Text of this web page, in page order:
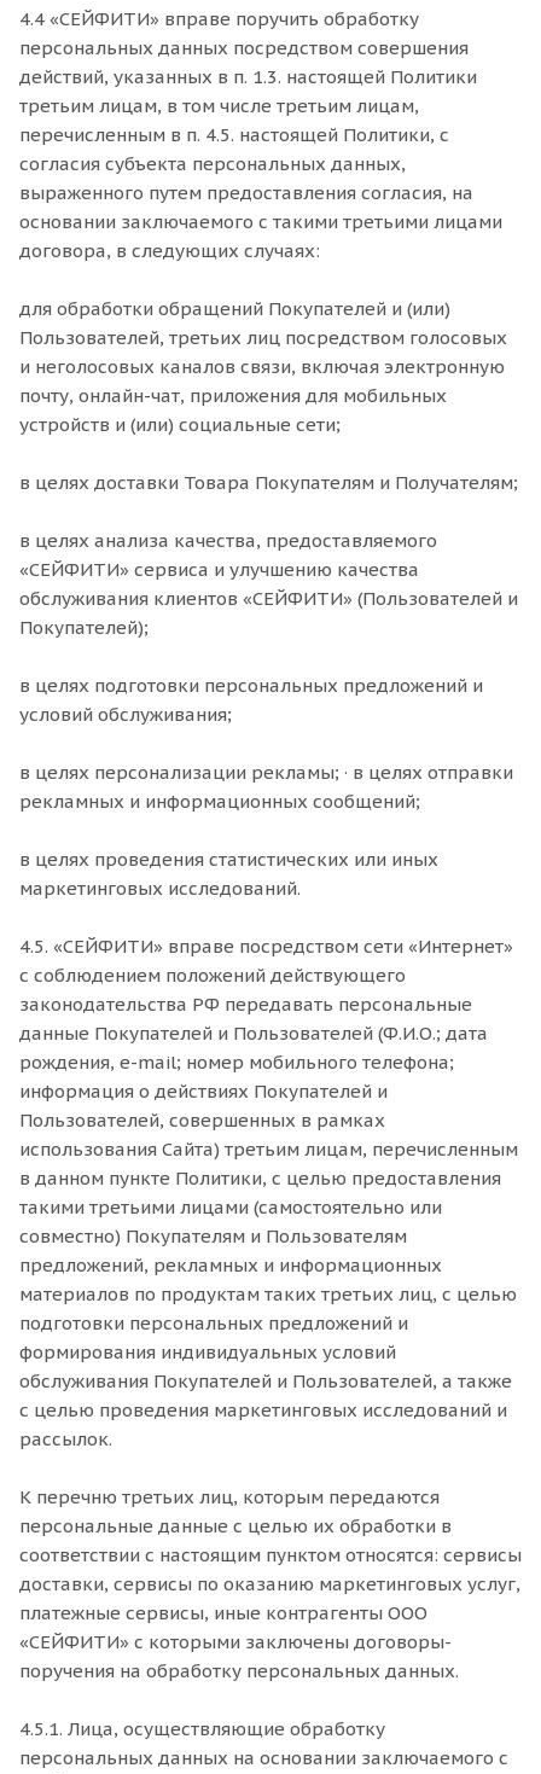
4.4 «СЕЙФИТИ» вправе поручить обработку
персональных данных посредством совершения
действий, указанных в п. 1.3. настоящей Политики
третьим лицам, в том числе третьим лицам,
перечисленным в п. 4.5. настоящей Политики, с
согласия субъекта персональных данных,
выраженного путем предоставления согласия, на
основании заключаемого с такими третьими лицами
договора, в следующих случаях:
для обработки обращений Покупателей и (или)
Пользователей, третьих лиц посредством голосовых
и неголосовых каналов связи, включая электронную
почту, онлайн-чат, приложения для мобильных
устройств и (или) социальные сети;
в целях доставки Товара Покупателям и Получателям;
в целях анализа качества, предоставляемого
«СЕЙФИТИ» сервиса и улучшению качества
обслуживания клиентов «СЕЙФИТИ» (Пользователей и
Покупателей);
в целях подготовки персональных предложений и
условий обслуживания;
в целях персонализации рекламы; · в целях отправки
рекламных и информационных сообщений;
в целях проведения статистических или иных
маркетинговых исследований.
4.5. «СЕЙФИТИ» вправе посредством сети «Интернет»
с соблюдением положений действующего
законодательства РФ передавать персональные
данные Покупателей и Пользователей (Ф.И.О.; дата
рождения, e-mail; номер мобильного телефона;
информация о действиях Покупателей и
Пользователей, совершенных в рамках
использования Сайта) третьим лицам, перечисленным
в данном пункте Политики, с целью предоставления
такими третьими лицами (самостоятельно или
совместно) Покупателям и Пользователям
предложений, рекламных и информационных
материалов по продуктам таких третьих лиц, с целью
подготовки персональных предложений и
формирования индивидуальных условий
обслуживания Покупателей и Пользователей, а также
с целью проведения маркетинговых исследований и
рассылок.
К перечню третьих лиц, которым передаются
персональные данные с целью их обработки в
соответствии с настоящим пунктом относятся: сервисы
доставки, сервисы по оказанию маркетинговых услуг,
платежные сервисы, иные контрагенты ООО
«СЕЙФИТИ» с которыми заключены договоры-
поручения на обработку персональных данных.
4.5.1. Лица, осуществляющие обработку
персональных данных на основании заключаемого с